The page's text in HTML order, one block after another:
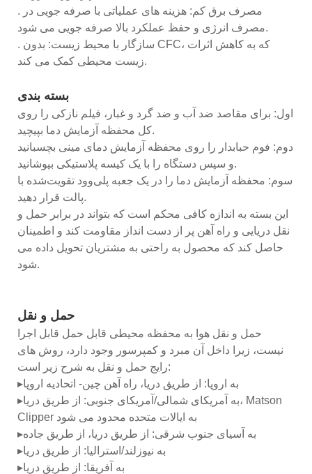
. مصرف برق کم: هزینه های عملیاتی با صرفه جویی در
مصرف انرژی و حفظ عملکرد بالا صرفه جویی می شود.
. سازگار با محیط زیست: بدون CFC، که به کاهش اثرات
زیست محیطی کمک می کند.
بسته بندی
اول: برای مقاصد ضد آب و ضد گرد و غبار، فیلم نازکی را روی
کل محفظه آزمایش دما بپیچید.
دوم: فوم حبابدار را روی محفظه آزمایش دمای مینی بچسبانید
و سپس دستگاه را با یک کیسه پلاستیکی بپوشانید.
سوم: محفظه آزمایش دما را در یک جعبه پلی‌وود تقویت‌شده با
پالت قرار دهید.
این بسته به اندازه کافی محکم است که بتواند در برابر حمل و
نقل دریایی و راه آهن پر از دست انداز مقاومت کند و اطمینان
حاصل کند که محصول به راحتی به مشتریان تحویل داده می
شود.
حمل و نقل
حمل و نقل هوا به محفظه محیطی قابل حمل قابل اجرا
نیست، زیرا داخل آن مبرد و کمپرسور وجود دارد، روش های
رایج حمل و نقل به شرح زیر است:
▸به اروپا: از طریق دریا، راه آهن چین- اتحادیه اروپا
▸به آمریکای شمالی/آمریکای جنوبی: از طریق دریا، Matson
Clipper به ایالات متحده محدود می شود
▸به آسیای جنوب شرقی: از طریق دریا، از طریق جاده
▸به نیوزلند/استرالیا: از طریق دریا
▸به آفریقا: از طریق دریا